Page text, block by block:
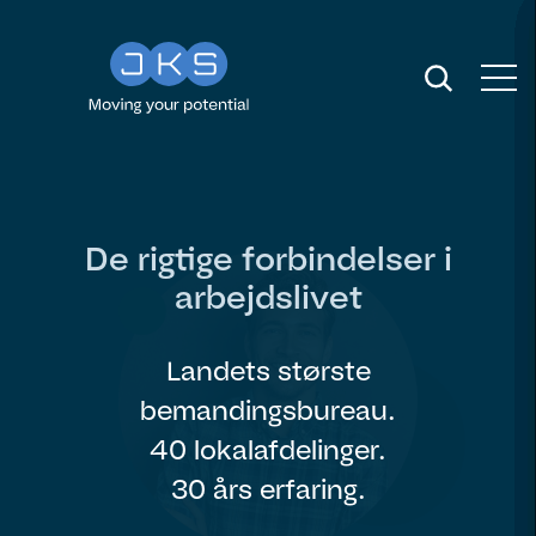
De rigtige forbindelser i
arbejdslivet
Landets største
bemandingsbureau.
40 lokalafdelinger.
30 års erfaring.